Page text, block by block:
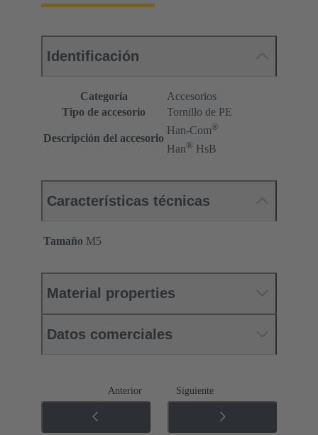
Identificación
Categoría
Accesorios
Tipo de accesorio
Tornillo de PE
Descripción del accesorio
Han-Com®
Han® HsB
Características técnicas
Tamaño M5
Material properties
Datos comerciales
Anterior Siguiente